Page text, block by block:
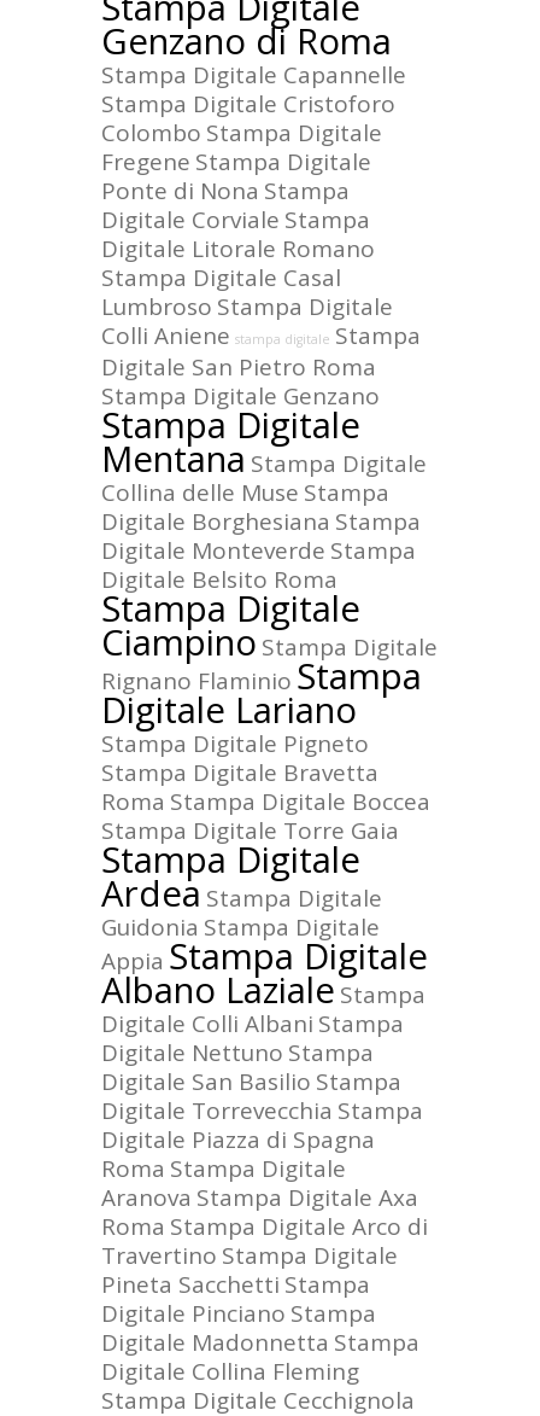
Genzano di Roma
Stampa Digitale Capannelle
Stampa Digitale Cristoforo
Colombo Stampa Digitale
Fregene Stampa Digitale
Ponte di Nona Stampa
Digitale Corviale Stampa
Digitale Litorale Romano
Stampa Digitale Casal
Lumbroso Stampa Digitale
Colli Aniene stampa digitale Stampa
Digitale San Pietro Roma
Stampa Digitale Genzano
Stampa Digitale
Mentana Stampa Digitale
Collina delle Muse Stampa
Digitale Borghesiana Stampa
Digitale Monteverde Stampa
Digitale Belsito Roma
Stampa Digitale
Ciampino Stampa Digitale
Rignano Flaminio Stampa
Digitale Lariano
Stampa Digitale Pigneto
Stampa Digitale Bravetta
Roma Stampa Digitale Boccea
Stampa Digitale Torre Gaia
Stampa Digitale
Ardea Stampa Digitale
Guidonia Stampa Digitale
Appia Stampa Digitale
Albano Laziale Stampa
Digitale Colli Albani Stampa
Digitale Nettuno Stampa
Digitale San Basilio Stampa
Digitale Torrevecchia Stampa
Digitale Piazza di Spagna
Roma Stampa Digitale
Aranova Stampa Digitale Axa
Roma Stampa Digitale Arco di
Travertino Stampa Digitale
Pineta Sacchetti Stampa
Digitale Pinciano Stampa
Digitale Madonnetta Stampa
Digitale Collina Fleming
Stampa Digitale Cecchignola